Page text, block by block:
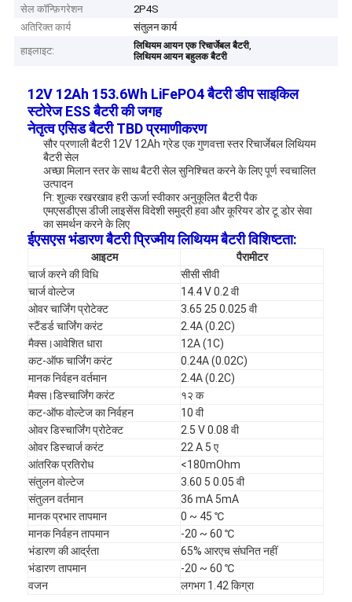
सेल कॉन्फ़िगरेशन
2P4S
अतिरिक्त कार्य
संतुलन कार्य
हाइलाइट:
लिथियम आयन एक रिचार्जेबल बैटरी,
लिथियम आयन बहुलक बैटरी
12V 12Ah 153.6Wh LiFePO4 बैटरी डीप साइकिल
स्टोरेज ESS बैटरी की जगह
नेतृत्व एसिड बैटरी TBD प्रमाणीकरण
सौर प्रणाली बैटरी 12V 12Ah ग्रेड एक गुणवत्ता स्तर रिचार्जेबल लिथियम
बैटरी सेल
अच्छा मिलान स्तर के साथ बैटरी सेल सुनिश्चित करने के लिए पूर्ण स्वचालित
उत्पादन
नि: शुल्क रखरखाव हरी ऊर्जा स्वीकार अनुकूलित बैटरी पैक
एमएसडीएस डीजी लाइसेंस विदेशी समुद्री हवा और कूरियर डोर टू डोर सेवा
का समर्थन करने के लिए
ईएसएस भंडारण बैटरी प्रिज्मीय लिथियम बैटरी विशिष्टता:
आइटम
पैरामीटर
चार्ज करने की विधि
सीसी सीवी
चार्ज वोल्टेज
14.4 V 0.2 वी
ओवर चार्जिंग प्रोटेक्ट
3.65 25 0.025 वी
स्टैंडर्ड चार्जिंग करंट
2.4A (0.2C)
मैक्स।आवेशित धारा
12A (1C)
कट-ऑफ चार्जिंग करंट
0.24A (0.02C)
मानक निर्वहन वर्तमान
2.4A (0.2C)
मैक्स।डिस्चार्जिंग करंट
१२ क
कट-ऑफ वोल्टेज का निर्वहन
10 वी
ओवर डिस्चार्जिंग प्रोटेक्ट
2.5 V 0.08 वी
ओवर डिस्चार्ज करंट
22 A 5 ए
आंतरिक प्रतिरोध
<180mOhm
संतुलन वोल्टेज
3.60 5 0.05 वी
संतुलन वर्तमान
36 mA 5mA
मानक प्रभार तापमान
0 ~ 45 ℃
मानक निर्वहन तापमान
-20 ~ 60 ℃
भंडारण की आर्द्रता
65% आरएच संघनित नहीं
भंडारण तापमान
-20 ~ 60 ℃
वजन
लगभग 1.42 किग्रा